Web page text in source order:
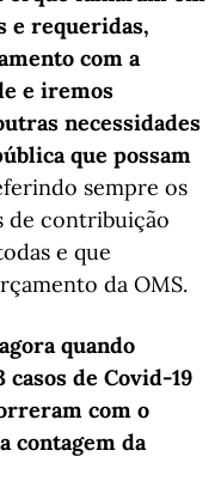
e requeridas,
com a
e iremos
necessidades
que possam
sempre os
de contribuição
e que
da OMS.
quando
de Covid-19
com o
contagem da